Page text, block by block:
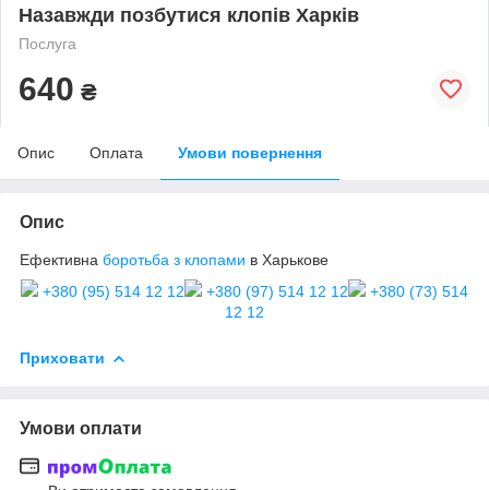
Назавжди позбутися клопів Харків
Послуга
640 ₴
Опис Оплата Умови повернення
Опис
Ефективна боротьба з клопами в Харькове
+380 (95) 514 12 12
+380 (97) 514 12 12
+380 (73) 514
12 12
Приховати
Умови оплати